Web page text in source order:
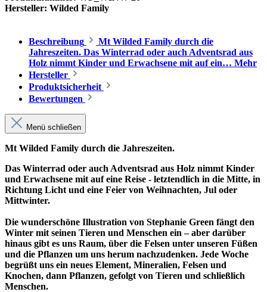
Hersteller: Wilded Family
Beschreibung
Mt Wilded Family durch die
Jahreszeiten. Das Winterrad oder auch Adventsrad aus
Holz nimmt Kinder und Erwachsene mit auf ein… Mehr
Hersteller
Produktsicherheit
Bewertungen
Menü schließen
Mt Wilded Family durch die Jahreszeiten.
Das Winterrad oder auch Adventsrad aus Holz nimmt Kinder
und Erwachsene mit auf eine Reise - letztendlich in die Mitte, in
Richtung Licht und eine Feier von Weihnachten, Jul oder
Mittwinter.
Die wunderschöne Illustration von Stephanie Green fängt den
Winter mit seinen Tieren und Menschen ein – aber darüber
hinaus gibt es uns Raum, über die Felsen unter unseren Füßen
und die Pflanzen um uns herum nachzudenken. Jede Woche
begrüßt uns ein neues Element, Mineralien, Felsen und
Knochen, dann Pflanzen, gefolgt von Tieren und schließlich
Menschen.